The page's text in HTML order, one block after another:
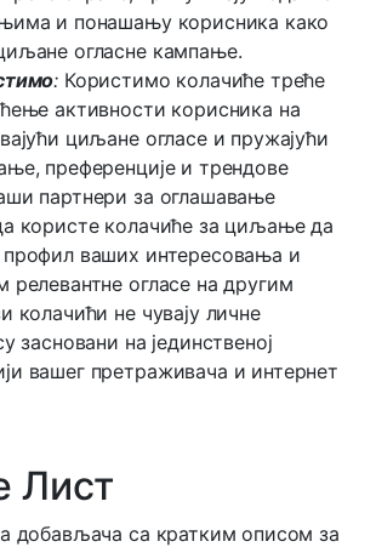
и понашању корисника како
огласне кампање.
: Користимо колачиће треће
активности корисника на
циљане огласе и пружајући
преференције и трендове
партнери за оглашавање
користе колачиће за циљање да
ваших интересовања и
релевантне огласе на другим
колачићи не чувају личне
засновани на јединственој
вашег претраживача и интернет
Лист
добављача са кратким описом за